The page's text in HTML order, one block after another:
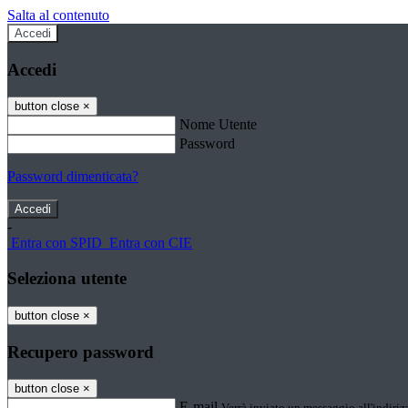
Salta al contenuto
Accedi
Accedi
button close ×
Nome Utente
Password
Password dimenticata?
-
Entra con SPID Entra con CIE
Seleziona utente
button close ×
Recupero password
button close ×